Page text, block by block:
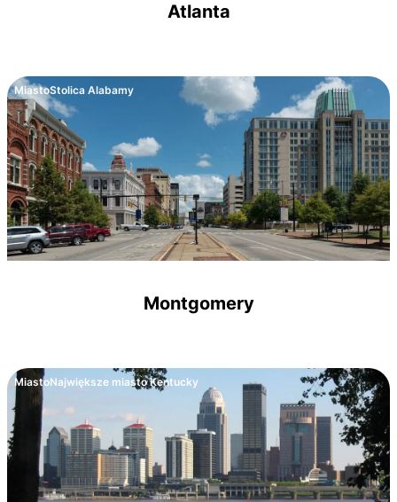
Atlanta
MiastoStolica Alabamy
Montgomery
MiastoNajwiększe miasto Kentucky